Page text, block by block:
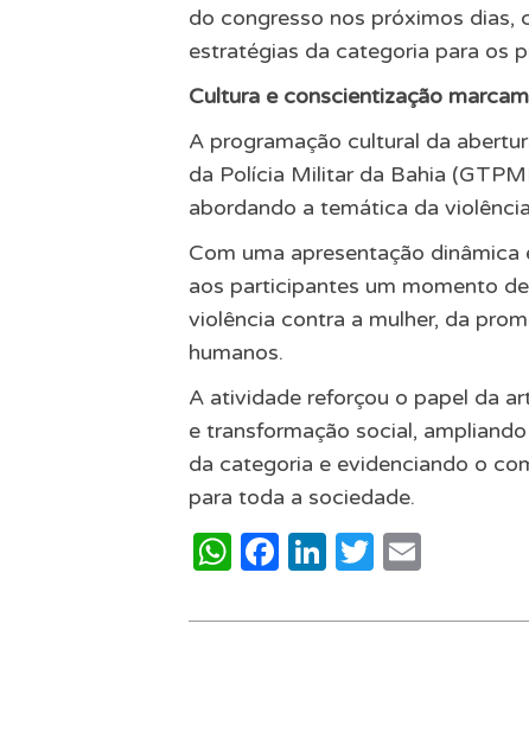
do congresso nos próximos dias,
estratégias da categoria para os
Cultura e conscientização
A programação cultural da
da Polícia Militar da Bahia
abordando a temática da
Com uma apresentação
aos participantes um momento
violência contra a mulher, da
humanos.
A atividade reforçou o papel da
e transformação social,
da categoria e evidenciando o
para toda a sociedade.
WhatsApp
Facebook
LinkedIn
Twitter
Email